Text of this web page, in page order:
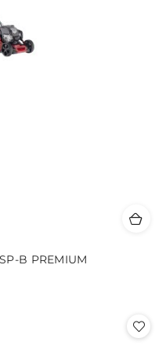
B PREMIUM